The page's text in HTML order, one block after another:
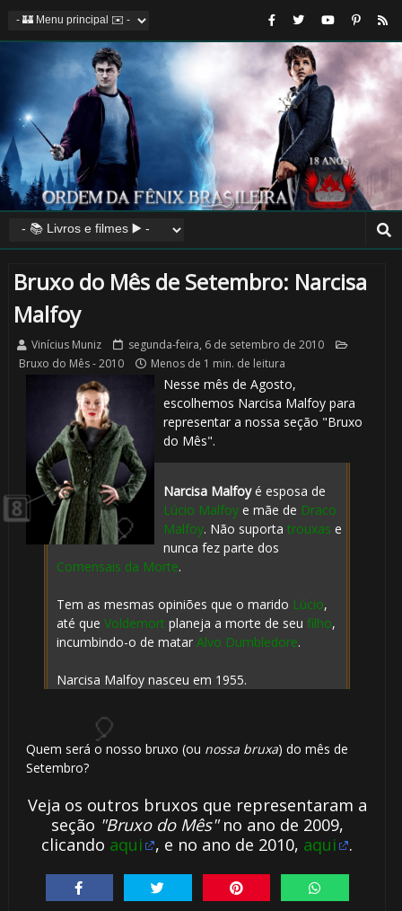
Bruxo do Mês de Setembro: Narcisa
Malfoy
Vinícius Muniz
segunda-feira, 6 de setembro de 2010
Bruxo do Mês - 2010
Menos de 1 min. de leitura
Nesse mês de Agosto,
escolhemos Narcisa Malfoy para
representar a nossa seção "Bruxo
do Mês".
Narcisa Malfoyé esposa de
Lúcio Malfoye mãe de Draco
Malfoy. Não suporta trouxas e
nunca fez parte dos
Comensais da Morte.
Tem as mesmas opiniões que o marido Lúcio,
até que Voldemort planeja a morte de seu filho,
incumbindo-o de matar Alvo Dumbledore.
Narcisa Malfoy nasceu em 1955.
Quem será o nosso bruxo (ou nossa bruxa) do mês de
Setembro?
Veja os outros bruxos que representaram a
seção "Bruxo do Mês"no ano de 2009,
clicando aqui , e no ano de 2010, aqui .
⚡
🎂
🎈